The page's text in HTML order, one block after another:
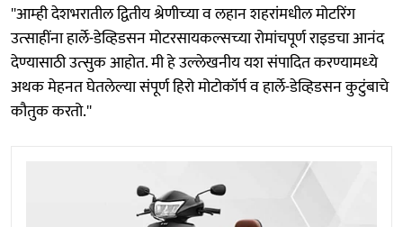
''आम्‍ही देशभरातील द्वितीय श्रेणीच्‍या व लहान शहरांमधील मोटरिंग
उत्‍साहींना हार्ले-डेव्हिडसन मोटरसायकल्‍सच्‍या रोमांचपूर्ण राइडचा आनंद
देण्‍यासाठी उत्‍सुक आहोत. मी हे उल्‍लेखनीय यश संपादित करण्‍यामध्‍ये
अथक मेहनत घेतलेल्‍या संपूर्ण हिरो मोटोकॉर्प व हार्ले-डेव्हिडसन कुटुंबाचे
कौतुक करतो.''